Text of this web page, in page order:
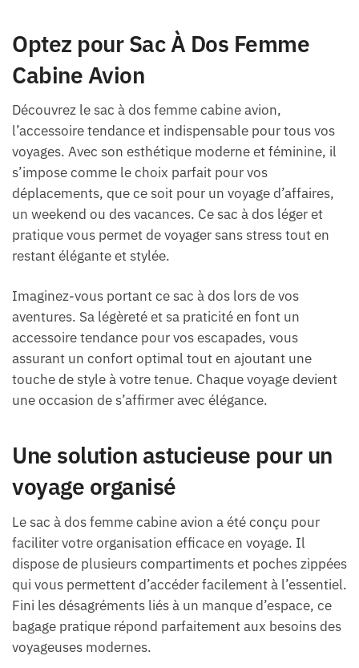
Optez pour Sac À Dos Femme
Cabine Avion
Découvrez le sac à dos femme cabine avion,
l’accessoire tendance et indispensable pour tous vos
voyages. Avec son esthétique moderne et féminine, il
s’impose comme le choix parfait pour vos
déplacements, que ce soit pour un voyage d’affaires,
un weekend ou des vacances. Ce sac à dos léger et
pratique vous permet de voyager sans stress tout en
restant élégante et stylée.
Imaginez-vous portant ce sac à dos lors de vos
aventures. Sa légèreté et sa praticité en font un
accessoire tendance pour vos escapades, vous
assurant un confort optimal tout en ajoutant une
touche de style à votre tenue. Chaque voyage devient
une occasion de s’affirmer avec élégance.
Une solution astucieuse pour un
voyage organisé
Le sac à dos femme cabine avion a été conçu pour
faciliter votre organisation efficace en voyage. Il
dispose de plusieurs compartiments et poches zippées
qui vous permettent d’accéder facilement à l’essentiel.
Fini les désagréments liés à un manque d’espace, ce
bagage pratique répond parfaitement aux besoins des
voyageuses modernes.